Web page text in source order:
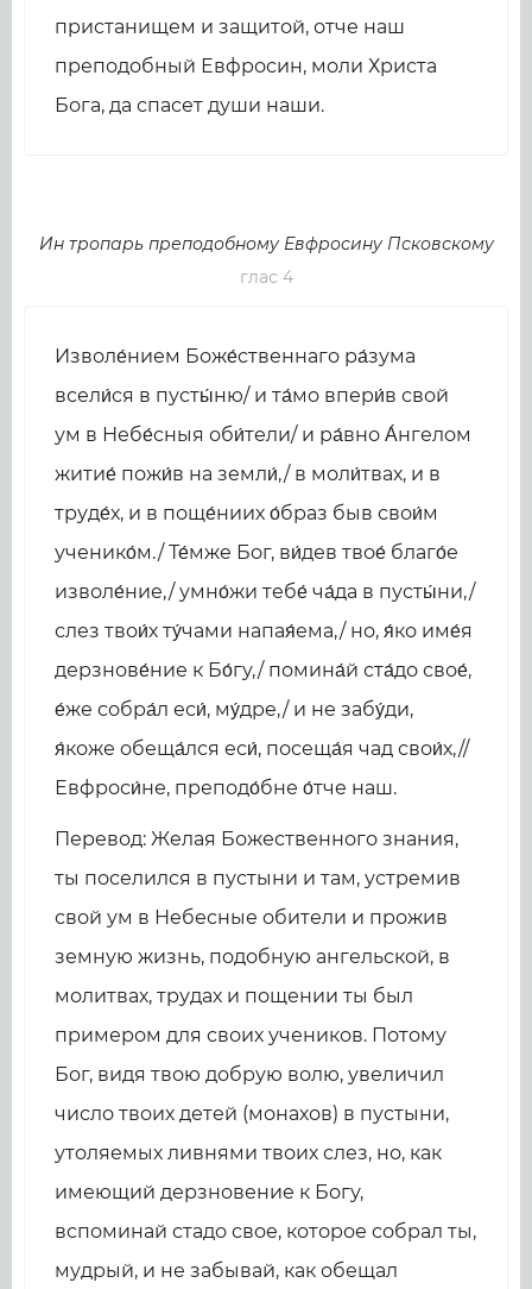
пристанищем и защитой, отче наш
преподобный Евфросин, моли Христа
Бога, да спасет души наши.
Ин тропарь преподобному Евфросину Псковскому
глас 4
Изволе́нием Боже́ственнаго ра́зума
всели́ся в пусты́ню/ и та́мо впери́в свой
ум в Небе́сныя оби́тели/ и ра́вно А́нгелом
житие́ пожи́в на земли́,/ в моли́твах, и в
труде́х, и в поще́ниих о́браз быв свои́м
ученико́м./ Те́мже Бог, ви́дев твое́ благо́е
изволе́ние,/ умно́жи тебе́ ча́да в пусты́ни,/
слез твои́х ту́чами напая́ема,/ но, я́ко име́я
дерзнове́ние к Бо́гу,/ помина́й ста́до свое́,
е́же собра́л еси́, му́дре,/ и не забу́ди,
я́коже обеща́лся еси́, посеща́я чад свои́х,//
Евфроси́не, преподо́бне о́тче наш.
Перевод: Желая Божественного знания,
ты поселился в пустыни и там, устремив
свой ум в Небесные обители и прожив
земную жизнь, подобную ангельской, в
молитвах, трудах и пощении ты был
примером для своих учеников. Потому
Бог, видя твою добрую волю, увеличил
число твоих детей (монахов) в пустыни,
утоляемых ливнями твоих слез, но, как
имеющий дерзновение к Богу,
вспоминай стадо свое, которое собрал ты,
мудрый, и не забывай, как обещал